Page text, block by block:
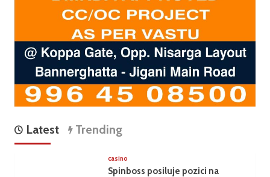
Latest Trending
casino
Spinboss posiluje pozici na